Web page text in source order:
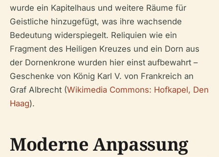
wurde ein Kapitelhaus und weitere Räume für
Geistliche hinzugefügt, was ihre wachsende
Bedeutung widerspiegelt. Reliquien wie ein
Fragment des Heiligen Kreuzes und ein Dorn aus
der Dornenkrone wurden hier einst aufbewahrt –
Geschenke von König Karl V. von Frankreich an
Graf Albrecht (Wikimedia Commons: Hofkapel, Den
Haag).
Moderne Anpassung